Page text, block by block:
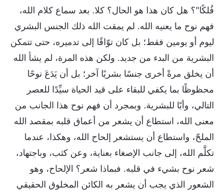
فُلكًا"؟ هل كان هذا هو الحال؟ كلا. بعد سماع كلام الله،
فهم نوح ما يعنيه الله. لم يمقت الله ذلك الجنس البشري
ليوم أو يومين فقط؛ بل كان توّاقًا إلى تدميره، حتى تتمكن
البشرية من البدء من جديد. ولكن هذه المرة، لم يشأ الله
أن يخلق مرةً أخرى جنسًا بشريًا آخر؛ بل أن يَدَعَ نوحًا
محظوظًا بما يكفي للبقاء على قيد الحياة سيِّدًا للعصر
التالي، وأبًا للبشرية. وبمجرد أن فهم نوح هذا الجانب من
معنى الله، استطاع أن يشعر من أعماق قلبه بمقصد الله
الملحّ، واستطاع أن يستشعر إلحاح الله، وهكذا، عندما
تكلَّم الله، إلى جانب الإصغاء بعناية، وعن كثب، وباجتهاد،
شعر نوح بشيء في قلبه. فبماذا شعر؟ الإلحاح، وهو
الشعور الذي يجب أن يشعر به الكائن المخلوق الحقيقي